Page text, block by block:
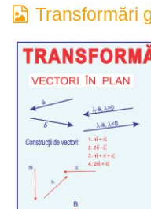
Transformări